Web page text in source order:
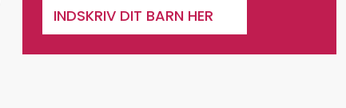
INDSKRIV DIT BARN HER